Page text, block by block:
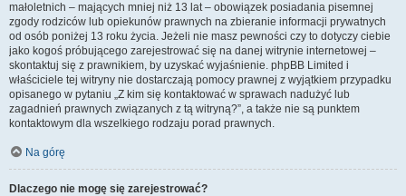
małoletnich – mających mniej niż 13 lat – obowiązek posiadania pisemnej
zgody rodziców lub opiekunów prawnych na zbieranie informacji prywatnych
od osób poniżej 13 roku życia. Jeżeli nie masz pewności czy to dotyczy ciebie
jako kogoś próbującego zarejestrować się na danej witrynie internetowej –
skontaktuj się z prawnikiem, by uzyskać wyjaśnienie. phpBB Limited i
właściciele tej witryny nie dostarczają pomocy prawnej z wyjątkiem przypadku
opisanego w pytaniu „Z kim się kontaktować w sprawach nadużyć lub
zagadnień prawnych związanych z tą witryną?”, a także nie są punktem
kontaktowym dla wszelkiego rodzaju porad prawnych.
Na górę
Dlaczego nie mogę się zarejestrować?